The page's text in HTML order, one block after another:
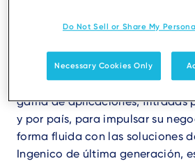
Android desarrolladas en
Este catálogo interactivo
gama de aplicaciones, filtradas
y por país, para impulsar su
forma fluida con las soluciones
Ingenico de última generación,
Do Not Sell or Share My
Necessary Cookies Only